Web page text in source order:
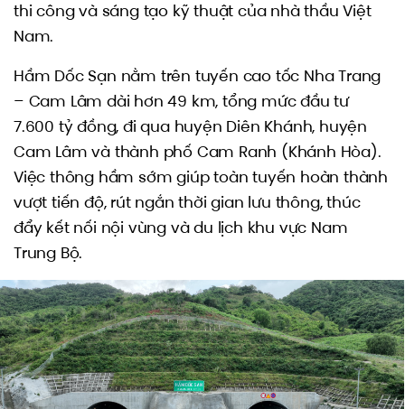
thi công và sáng tạo kỹ thuật của nhà thầu Việt
Nam.
Hầm Dốc Sạn nằm trên tuyến cao tốc Nha Trang
– Cam Lâm dài hơn 49 km, tổng mức đầu tư
7.600 tỷ đồng, đi qua huyện Diên Khánh, huyện
Cam Lâm và thành phố Cam Ranh (Khánh Hòa).
Việc thông hầm sớm giúp toàn tuyến hoàn thành
vượt tiến độ, rút ngắn thời gian lưu thông, thúc
đẩy kết nối nội vùng và du lịch khu vực Nam
Trung Bộ.